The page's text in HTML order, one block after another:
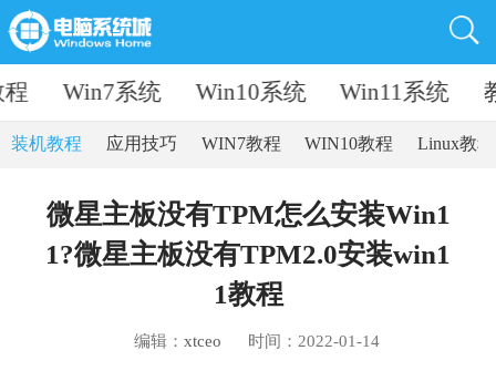
Win7系统 Win10系统 Win11系统
装机教程 应用技巧 WIN7教程 WIN10教程 Linux教程
微星主板没有TPM怎么安装Win1
1?微星主板没有TPM2.0安装win1
1教程
编辑：xtceo 时间：2022-01-14